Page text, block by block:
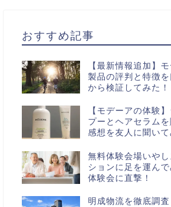
おすすめ記事
【最新情報追加】
製品の評判と特徴を
から検証してみた！
【モデーアの体験
プーとヘアセラムを
感想を友人に聞いて
無料体験会場いやし
ションに足を運んで
体験会に直撃！
明成物流を徹底調査